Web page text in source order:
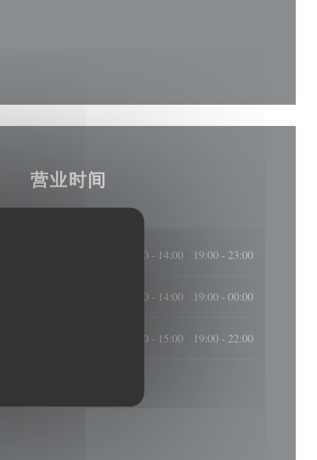
营业时间
12:00 - 14:00 19:00 - 23:00
12:00 - 14:00 19:00 - 00:00
12:00 - 15:00 19:00 - 22:00